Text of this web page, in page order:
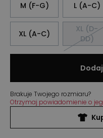
M (F-G) L (A-C)
XL (A-C)
XL (D-
DD)
Brakuje Twojego rozmiaru?
Otrzymaj powiadomienie o